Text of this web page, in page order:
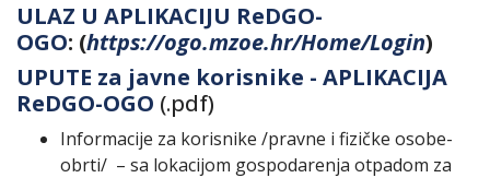
ULAZ U APLIKACIJU ReDGO-
OGO: (https://ogo.mzoe.hr/Home/Login)
UPUTE za javne korisnike - APLIKACIJA
ReDGO-OGO (.pdf)
Informacije za korisnike /pravne i fizičke osobe-
obrti/ – sa lokacijom gospodarenja otpadom za